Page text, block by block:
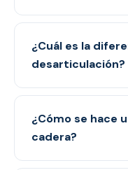
¿Cuál es la
desarticulación?
¿Cómo se hace
cadera?